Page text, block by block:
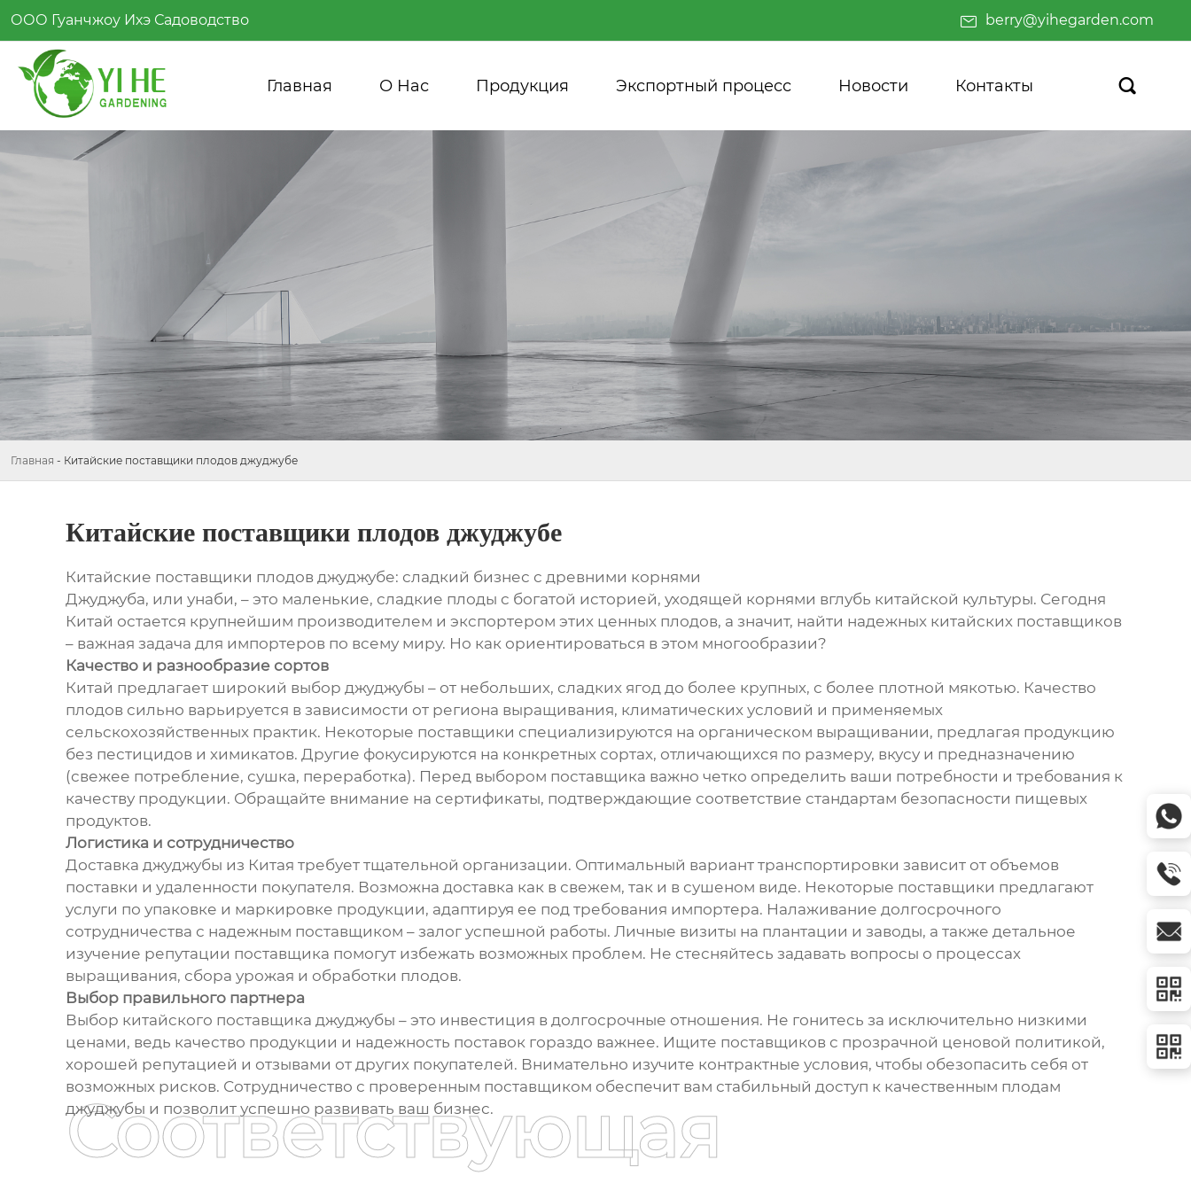
ООО Гуанчжоу Ихэ Садоводство berry@yihegarden.com
Главная О Нас Продукция Экспортный процесс Новости Контакты 
Главная - Китайские поставщики плодов джуджубе
Китайские поставщики плодов джуджубе
Китайские поставщики плодов джуджубе: сладкий бизнес с древними корнями
Джуджуба, или унаби, – это маленькие, сладкие плоды с богатой историей, уходящей корнями вглубь китайской культуры. Сегодня
Китай остается крупнейшим производителем и экспортером этих ценных плодов, а значит, найти надежных китайских поставщиков
– важная задача для импортеров по всему миру. Но как ориентироваться в этом многообразии?
Качество и разнообразие сортов
Китай предлагает широкий выбор джуджубы – от небольших, сладких ягод до более крупных, с более плотной мякотью. Качество
плодов сильно варьируется в зависимости от региона выращивания, климатических условий и применяемых
сельскохозяйственных практик. Некоторые поставщики специализируются на органическом выращивании, предлагая продукцию
без пестицидов и химикатов. Другие фокусируются на конкретных сортах, отличающихся по размеру, вкусу и предназначению
(свежее потребление, сушка, переработка). Перед выбором поставщика важно четко определить ваши потребности и требования к
качеству продукции. Обращайте внимание на сертификаты, подтверждающие соответствие стандартам безопасности пищевых
продуктов.
Логистика и сотрудничество
Доставка джуджубы из Китая требует тщательной организации. Оптимальный вариант транспортировки зависит от объемов
поставки и удаленности покупателя. Возможна доставка как в свежем, так и в сушеном виде. Некоторые поставщики предлагают
услуги по упаковке и маркировке продукции, адаптируя ее под требования импортера. Налаживание долгосрочного
сотрудничества с надежным поставщиком – залог успешной работы. Личные визиты на плантации и заводы, а также детальное
изучение репутации поставщика помогут избежать возможных проблем. Не стесняйтесь задавать вопросы о процессах
выращивания, сбора урожая и обработки плодов.
Выбор правильного партнера
Выбор китайского поставщика джуджубы – это инвестиция в долгосрочные отношения. Не гонитесь за исключительно низкими
ценами, ведь качество продукции и надежность поставок гораздо важнее. Ищите поставщиков с прозрачной ценовой политикой,
хорошей репутацией и отзывами от других покупателей. Внимательно изучите контрактные условия, чтобы обезопасить себя от
возможных рисков. Сотрудничество с проверенным поставщиком обеспечит вам стабильный доступ к качественным плодам
джуджубы и позволит успешно развивать ваш бизнес.
Соответствующая